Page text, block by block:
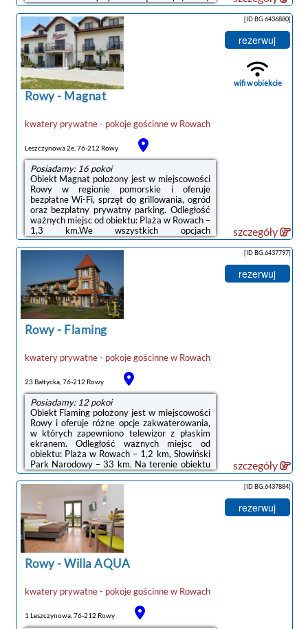
parking.Wyposażenie aneksu kuchennego
obejmuje także lodówkę, mikrofalówkę, płytę
kuchenną i czajnik.W obiekcie Goście mogą
grać w bilard. Okolica cieszy się
popularnością wśród miłośników jazdy na
rowerze.Odległość ważnych miejsc od
obiektu: Plaża w Rowach – 1,1 km, Słowiński
Park Narodowy – 33 km. Lotnisko Lotnisko ...
Rowy- Magnat
kwatery prywatne - pokoje gościnnew Rowach
Leszczynowa 2e, 76-212 Rowy
Posiadamy: 16 pokoi
Obiekt Magnat położony jest w miejscowości
Rowy w regionie pomorskie i oferuje
bezpłatne Wi-Fi, sprzęt do grillowania, ogród
oraz bezpłatny prywatny parking. Odległość
ważnych miejsc od obiektu: Plaża w Rowach –
1,3 km.We wszystkich opcjach
zakwaterowania znajduje się podłoga
wyłożona parkietem, aneks kuchenny z
pełnym wyposażeniem, w tym lodówką,
jadalnia, jak również prywatna łazienka z
prysznicem. Wyposażenie obejmuje też
telewizor. Niektóre opcje zakwaterowania
mają taras lub balkon z widokiem na miasto
lub widokiem na ogród.Odległość ważnych
miejsc od obiektu: ...
[ID BG.6436880]
rezerwuj
wifi w obiekcie
szczegóły
noclegi Rowy
Rowy- Flaming
kwatery prywatne - pokoje gościnnew Rowach
23 Bałtycka, 76-212 Rowy
Posiadamy: 12 pokoi
Obiekt Flaming położony jest w miejscowości
Rowy i oferuje różne opcje zakwaterowania,
w których zapewniono telewizor z płaskim
ekranem. Odległość ważnych miejsc od
obiektu: Plaża w Rowach – 1,2 km, Słowiński
Park Narodowy – 33 km. Na terenie obiektu
znajduje się prywatny parking.Wyposażenie
obejmuje także lodówkę i czajnik.Na terenie
obiektu Flaming znajduje się plac
zabaw.Odległość ważnych miejsc od obiektu:
Promenada w Ustce – 22 km, Latarnia
morska w Ustce – 23 km. Lotnisko Lotnisko
Gdańsk-Rębiechowo znajduje się 133 km od
obiektu.Doba hotelowa od godziny ...
[ID BG.6437797]
rezerwuj
szczegóły
Rowy-Willa AQUA
kwatery prywatne - pokoje gościnnew Rowach
1 Leszczynowa, 76-212 Rowy
[ID BG.6437884]
rezerwuj